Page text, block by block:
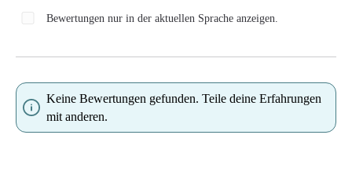
Bewertungen nur in der aktuellen Sprache anzeigen.
Keine Bewertungen gefunden. Teile deine Erfahrungen
mit anderen.